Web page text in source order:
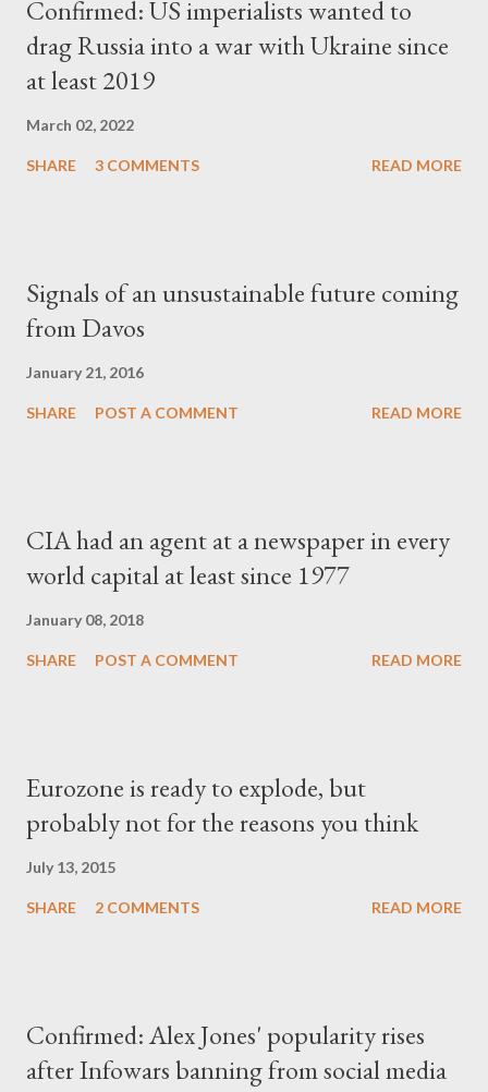
Confirmed: US imperialists wanted to
drag Russia into a war with Ukraine since
at least 2019
March 02, 2022
SHARE 3 COMMENTS READ MORE
Signals of an unsustainable future coming
from Davos
January 21, 2016
SHARE POST A COMMENT READ MORE
CIA had an agent at a newspaper in every
world capital at least since 1977
January 08, 2018
SHARE POST A COMMENT READ MORE
Eurozone is ready to explode, but
probably not for the reasons you think
July 13, 2015
SHARE 2 COMMENTS READ MORE
Confirmed: Alex Jones' popularity rises
after Infowars banning from social media